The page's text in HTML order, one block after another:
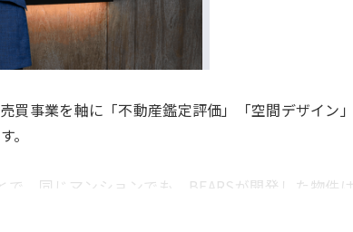
買事業を軸に「不動産鑑定評価」「空間デザイン」
。
、同じマンションでも、BEARSが開発した物件は